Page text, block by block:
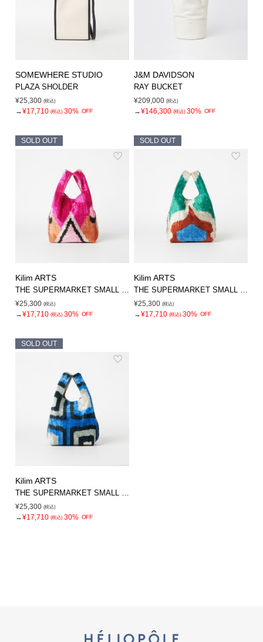
SOMEWHERE STUDIO
PLAZA SHOLDER
¥25,300 (税込)
→¥17,710 (税込) 30% OFF
J&M DAVIDSON
RAY BUCKET
¥209,000 (税込)
→¥146,300 (税込) 30% OFF
SOLD OUT
Kilim ARTS
THE SUPERMARKET SMALL BAG
¥25,300 (税込)
→¥17,710 (税込) 30% OFF
SOLD OUT
Kilim ARTS
THE SUPERMARKET SMALL BAG
¥25,300 (税込)
→¥17,710 (税込) 30% OFF
SOLD OUT
Kilim ARTS
THE SUPERMARKET SMALL BAG
¥25,300 (税込)
→¥17,710 (税込) 30% OFF